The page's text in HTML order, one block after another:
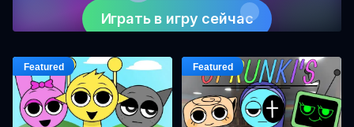
Играть в игру сейчас